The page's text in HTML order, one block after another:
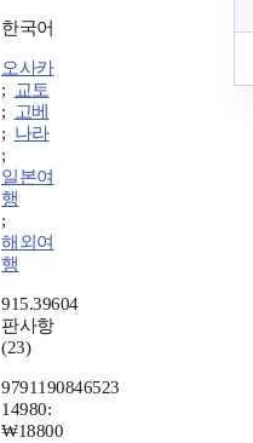
한국어
오사카
; 교토
; 고베
; 나라
;
일본여
행
;
해외여
행
915.39604
판사항
(23)
9791190846523
14980:
₩18800